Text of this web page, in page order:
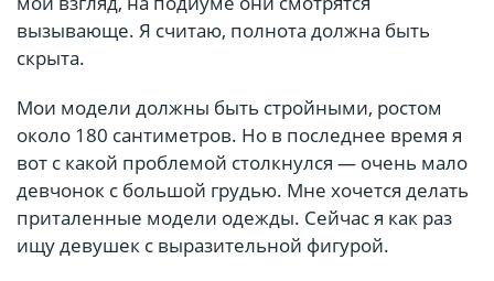
вызывающе. Я считаю, полнота должна быть
скрыта.
Мои модели должны быть стройными, ростом
около 180 сантиметров. Но в последнее время я
вот с какой проблемой столкнулся — очень мало
девчонок с большой грудью. Мне хочется делать
приталенные модели одежды. Сейчас я как раз
ищу девушек с выразительной фигурой.